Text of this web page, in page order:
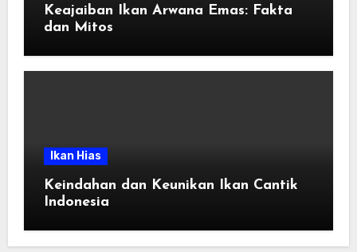
Keajaiban Ikan Arwana Emas: Fakta
dan Mitos
Ikan Hias
Keindahan dan Keunikan Ikan Cantik
Indonesia